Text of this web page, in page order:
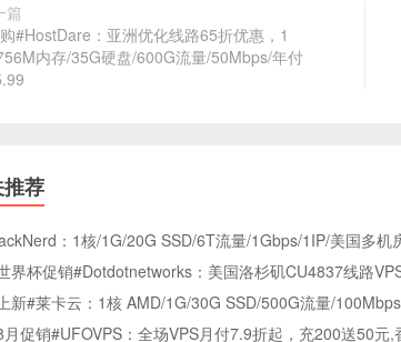
篇
#HostDare：亚洲优化线路65折优惠，1
内存/35G硬盘/600G流量/50Mbps/年付
荐
：1核/1G/20G SSD/6T流量/1Gbps/1IP/美国多机
界杯促销#Dotdotnetworks：美国洛杉矶CU4837线路
新#莱卡云：1核 AMD/1G/30G SSD/500G流量/
月促销#UFOVPS：全场VPS月付7.9折起，充200送50元